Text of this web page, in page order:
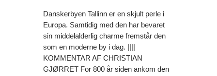
Danskerbyen Tallinn er en skjult perle i
Europa. Samtidig med den har bevaret
sin middelalderlig charme fremstår den
som en moderne by i dag. ||||
KOMMENTAR AF CHRISTIAN
GJØRRET For 800 år siden ankom den